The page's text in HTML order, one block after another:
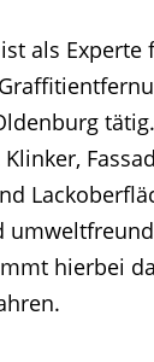
als Experte
hierbei